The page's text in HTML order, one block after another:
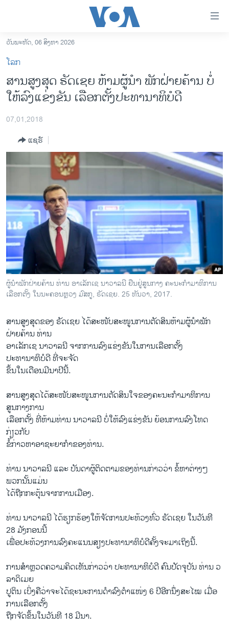
ເຂົ້າ
ຫາ
ຂ້າມ
ຂ້າມ
ຫາ
ອາເມຣິກາ
ຂ່າວ​ຈີນ
ໂລກ
ເອເຊຍ
ອິດສະຫຼະພາບດ້ານການຂ່າວ
ຊີວິດຊາວລາວ
ຊຸມຊົນຊາວລາວ
ວິທະຍາສາດ-ເທັກໂນໂລຈີ
ທຸລະກິດ
ພາສາອັງກິດ
ວີດີໂອ
ລາຍການກະຈາຍສຽງ
ລາຍງານ
ຕິດຕາມພວກເຮົາ ທີ່
ພາສາຕ່າງໆ
ວັນພະຫັດ, 06 ສິງຫາ 2026
ໂລກ
ສານສູງສຸດ ຣັດເຊຍ ຫ້າມຜູ້ນຳ ພັກຝ່າຍຄ້ານ ບໍ່
ໃຫ້ລົງແຂ່ງຂັນ ເລືອກຕັ້ງປະທານາທິບໍດີ
07,01,2018
ແຊຣ໌
ຜູ້ນຳພັກຝ່າຍຄ້ານ ທ່ານ ອາເລັກເຊ ນາວາລນີ ຢືນຢູ່ສູນກາງ ຄະນະກຳມາທິການ
ເລືອກຕັ້ງ ໃນນະຄອນຫຼວງ ມົສກູ, ຣັດເຊຍ. 25 ທັນວາ, 2017.
ສານສູງສຸດຂອງ ຣັດເຊຍ ໄດ້ສະໜັບສະໜູນການຕັດສິນຫ້າມຜູ້ນຳພັກ
ຝ່າຍຄ້ານ ທ່ານ
ອາເລັກເຊ ນາວາລນີ ຈາກການລົງແຂ່ງຂັນໃນການເລືອກຕັ້ງ
ປະທານາທິບໍດີ ທີ່ຈະຈັດ
ຂຶ້ນໃນເດືອນມີນາປີນີ້.
ສານສູງສຸດໄດ້ສະໜັບສະໜູນການຕັດສິນໃຈຂອງຄະນະກຳມາທິການ
ສູນກາງການ
ເລືອກຕັ້ງ ທີ່ຫ້າມທ່ານ ນາວາລນີ ບໍ່ໃຫ້ລົງແຂ່ງຂັນ ຍ້ອນການລົງໂທດ
ກ່ຽວກັບ
ຂໍ້ກ່າວຫາອາຊະຍາກຳຂອງທ່ານ.
ທ່ານ ນາວາລນີ ແລະ ບັນດາຜູ້ຕິດຕາມຂອງທ່ານກ່າວວ່າ ຂໍ້ຫາຕ່າງໆ
ພວກນັ້ນແມ່ນ
ໄດ້ຖືກກະຕຸ້ນຈາກການເມືອງ.
ທ່ານ ນາວາລນີ ໄດ້ຮຽກຮ້ອງໃຫ້ຈັດການປະທ້ວງທົ່ວ ຣັດເຊຍ ໃນວັນທີ
28 ມັງກອນນີ້
ເພື່ອປະທ້ວງການລົງຄະແນນສຽງປະທານາທິບໍດີຄັ້ງຈະມາເຖິງນີ້.
ການສຳຫຼວດຄວາມຄິດເຫັນກ່າວວ່າ ປະທານາທິບໍດີ ຄົນປັດຈຸບັນ ທ່ານ ວ
ລາດິເມຍ
ປູຕິນ ເບິ່ງຄືວ່າຈະໄດ້ຊະນະການດຳລົງຕຳແໜ່ງ 6 ປີອີກນຶ່ງສະໄໝ ເມື່ອ
ການເລືອກຕັ້ງ
ຖືກຈັດຂຶ້ນໃນວັນທີ 18 ມີນາ.